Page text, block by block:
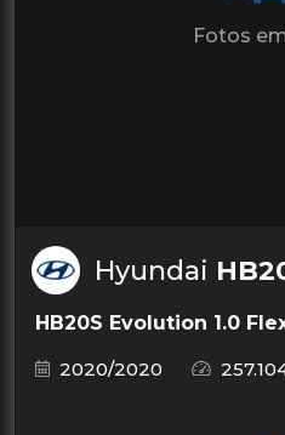
Fotos
Hyundai
HB20S Evolution 1.0
2020/2020